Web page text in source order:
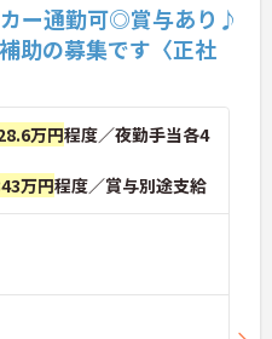
カー通勤可◎賞与あり♪
助の募集です〈正社
万円程度／夜勤手当各4
万円程度／賞与別途支給